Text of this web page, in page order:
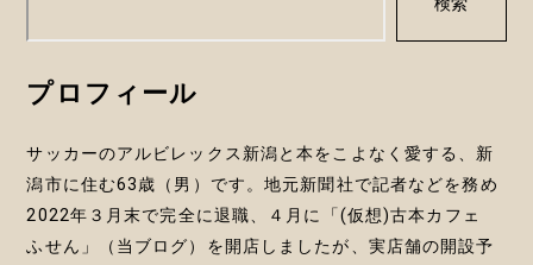
ョ
ン
プロフィール
サッカーのアルビレックス新潟と本をこよなく愛する、新
潟市に住む63歳（男）です。地元新聞社で記者などを務め
2022年３月末で完全に退職、４月に「(仮想)古本カフェ
ふせん」（当ブログ）を開店しましたが、実店舗の開設予